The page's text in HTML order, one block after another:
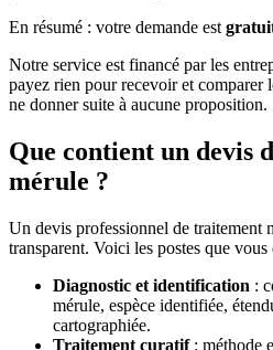
En résumé : votre demande est
Notre service est financé par les
payez rien pour recevoir et comparer
ne donner suite à aucune proposition.
Que contient un devis
mérule ?
Un devis professionnel de traitement
transparent. Voici les postes que
Diagnostic et identification :
mérule, espèce identifiée,
cartographiée.
Traitement curatif: méthode